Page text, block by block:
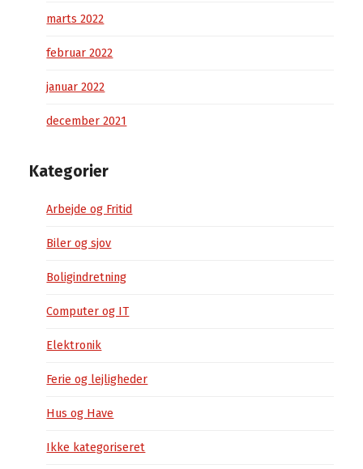
marts 2022
februar 2022
januar 2022
december 2021
Kategorier
Arbejde og Fritid
Biler og sjov
Boligindretning
Computer og IT
Elektronik
Ferie og lejligheder
Hus og Have
Ikke kategoriseret